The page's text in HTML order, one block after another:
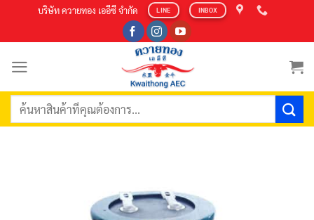
content
บริษัท ควายทอง เออีซี จำกัด LINE INBOX
ค้นหา: